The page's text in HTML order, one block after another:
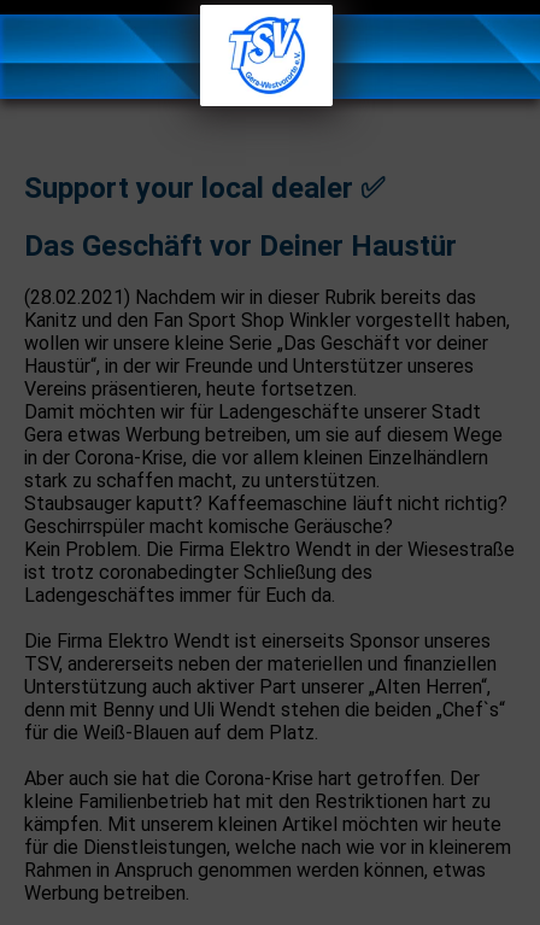
Support your local dealer ✅
Das Geschäft vor Deiner Haustür
(28.02.2021) Nachdem wir in dieser Rubrik bereits das
Kanitz und den Fan Sport Shop Winkler vorgestellt haben,
wollen wir unsere kleine Serie „Das Geschäft vor deiner
Haustür“, in der wir Freunde und Unterstützer unseres
Vereins präsentieren, heute fortsetzen.
Damit möchten wir für Ladengeschäfte unserer Stadt
Gera etwas Werbung betreiben, um sie auf diesem Wege
in der Corona-Krise, die vor allem kleinen Einzelhändlern
stark zu schaffen macht, zu unterstützen.
Staubsauger kaputt? Kaffeemaschine läuft nicht richtig?
Geschirrspüler macht komische Geräusche?
Kein Problem. Die Firma Elektro Wendt in der Wiesestraße
ist trotz coronabedingter Schließung des
Ladengeschäftes immer für Euch da.
Die Firma Elektro Wendt ist einerseits Sponsor unseres
TSV, andererseits neben der materiellen und finanziellen
Unterstützung auch aktiver Part unserer „Alten Herren“,
denn mit Benny und Uli Wendt stehen die beiden „Chef`s“
für die Weiß-Blauen auf dem Platz.
Aber auch sie hat die Corona-Krise hart getroffen. Der
kleine Familienbetrieb hat mit den Restriktionen hart zu
kämpfen. Mit unserem kleinen Artikel möchten wir heute
für die Dienstleistungen, welche nach wie vor in kleinerem
Rahmen in Anspruch genommen werden können, etwas
Werbung betreiben.